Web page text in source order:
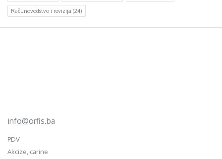
Računovodstvo i revizija (24)
info@orfis.ba
PDV
Akcize, carine